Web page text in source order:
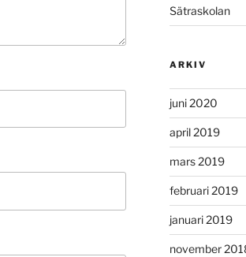
Sätraskolan
ARKIV
juni 2020
april 2019
mars 2019
februari 2019
januari 2019
november